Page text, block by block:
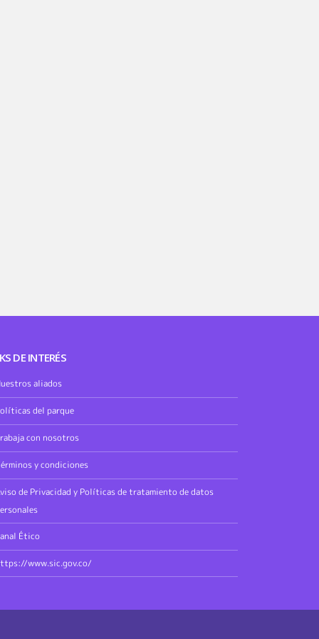
DE INTERÉS
aliados
del parque
con nosotros
y condiciones
de Privacidad y Políticas de tratamiento de datos
Ético
www.sic.gov.co/